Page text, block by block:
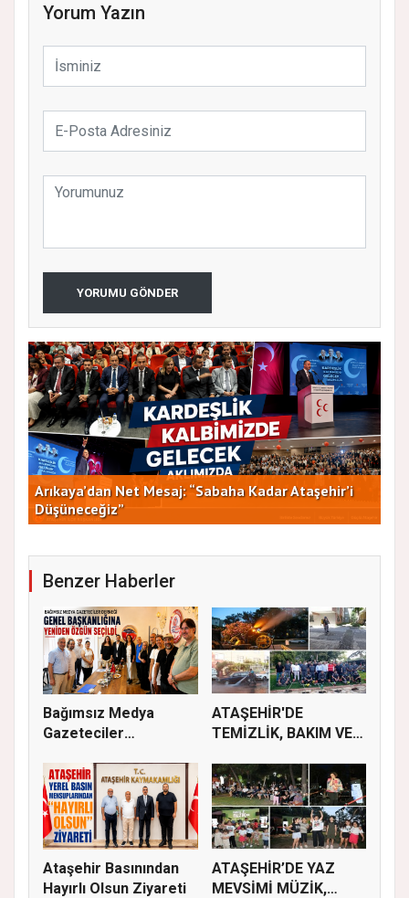
Yorum Yazın
YORUMU GÖNDER
Arıkaya’dan Net Mesaj: “Sabaha Kadar Ataşehir’i
Düşüneceğiz”
Benzer Haberler
Bağımsız Medya
Gazeteciler
ATAŞEHİR'DE
TEMİZLİK, BAKIM VE
Ataşehir Basınından
Hayırlı Olsun Ziyareti
ATAŞEHİR’DE YAZ
MEVSİMİ MÜZİK,